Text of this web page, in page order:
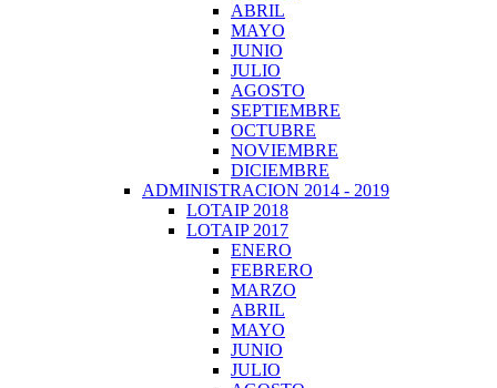
ABRIL
MAYO
JUNIO
JULIO
AGOSTO
SEPTIEMBRE
OCTUBRE
NOVIEMBRE
DICIEMBRE
ADMINISTRACION 2014 - 2019
LOTAIP 2018
LOTAIP 2017
ENERO
FEBRERO
MARZO
ABRIL
MAYO
JUNIO
JULIO